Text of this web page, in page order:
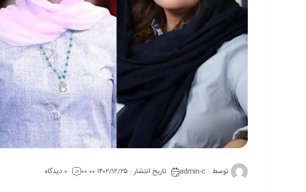
توسط : admin-c تاریخ انتشار : ۱۴۰۲/۱۲/۲۵ ۰۰:۰۰ 0 دیدگاه